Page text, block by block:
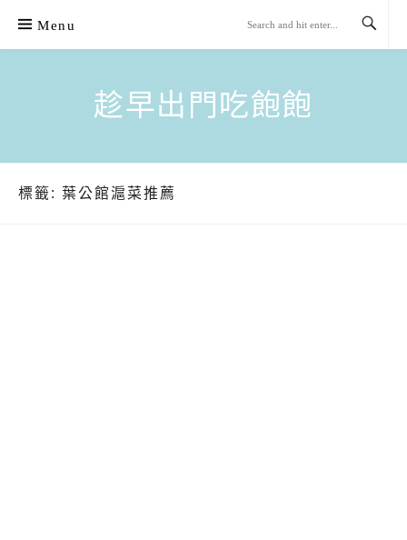
content
Menu
趁早出門吃飽飽
標籤: 葉公館滬菜推薦